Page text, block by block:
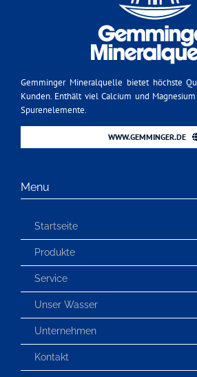
Gemminger Mineralquelle bietet höchste
Kunden. Enthält viel Calcium und
Spurenelemente.
WWW.GEMMINGER.DE
Menu
Startseite
Produkte
Service
Unser Wasser
Unternehmen
Kontakt